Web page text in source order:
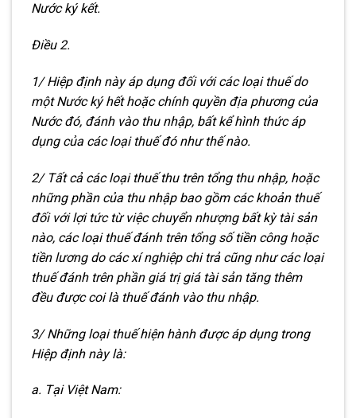
Nước ký kết.
Điều 2.
1/ Hiệp định này áp dụng đối với các loại thuế do
một Nước ký hết hoặc chính quyền địa phương của
Nước đó, đánh vào thu nhập, bất kể hình thức áp
dụng của các loại thuế đó như thế nào.
2/ Tất cả các loại thuế thu trên tổng thu nhập, hoặc
những phần của thu nhập bao gồm các khoản thuế
đối với lợi tức từ việc chuyển nhượng bất kỳ tài sản
nào, các loại thuế đánh trên tổng số tiền công hoặc
tiền lương do các xí nghiệp chi trả cũng như các loại
thuế đánh trên phần giá trị giá tài sản tăng thêm
đều được coi là thuế đánh vào thu nhập.
3/ Những loại thuế hiện hành được áp dụng trong
Hiệp định này là:
a. Tại Việt Nam: